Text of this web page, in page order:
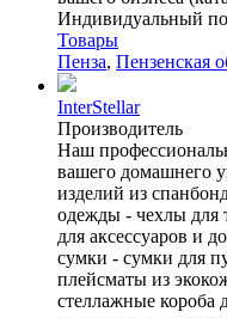
Индивидуальный
Товары
Пенза, Пензенская
InterStellar
Производитель
Наш
вашего домашнего
изделий из
одежды - чехлы для
для аксессуаров и
сумки - сумки для
плейсматы из
стеллажные